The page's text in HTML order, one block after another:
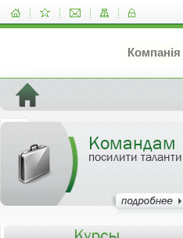
Компанія
Командам
посилити таланти